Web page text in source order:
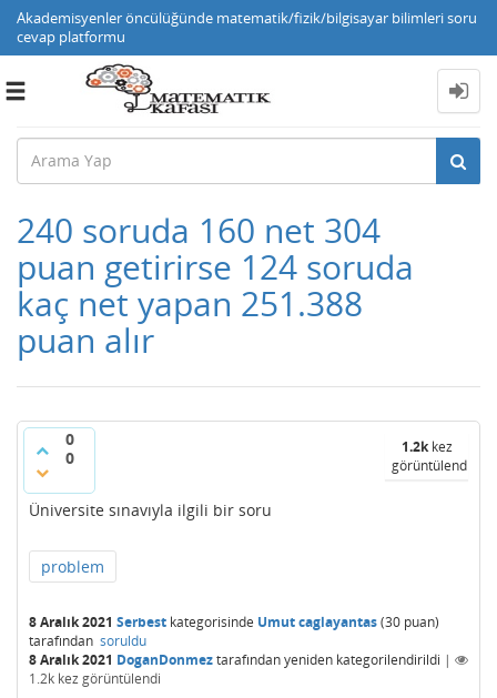
Akademisyenler öncülüğünde matematik/fizik/bilgisayar bilimleri soru
cevap platformu
Toggle
240 soruda 160 net 304
puan getirirse 124 soruda
kaç net yapan 251.388
puan alır
0
0
1.2kkez
görüntülendi
Üniversite sınavıyla ilgili bir soru
problem
8 Aralık 2021 Serbest kategorisinde Umut caglayantas(30 puan)
tarafından soruldu
8 Aralık 2021 DoganDonmeztarafındanyeniden kategorilendirildi |
1.2k kez görüntülendi